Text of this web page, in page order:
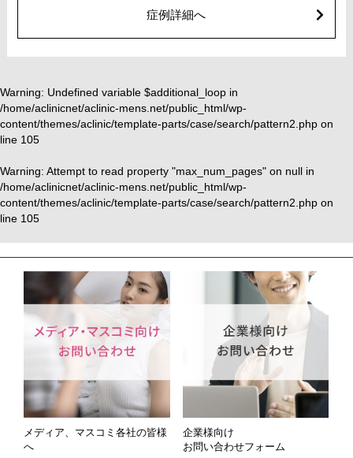
施術時間：約15分程
リスク、副作用：腫れ、赤み、内出血、痛み、突っ張り感など
症、血管閉塞、頭痛などが生じることがございます。注入箇所
を強く刺激するようなマッサージは1〜2週間ほどお控えくださ
い。ボトックス注入後は男性は3か月、女性は2か月避妊して頂
くようお願いします。
笑気麻酔 3,300円(税込)
症例詳細へ
Warning: Undefined variable $additional_loop in
/home/aclinicnet/aclinic-mens.net/public_html/wp-
content/themes/aclinic/template-parts/case/search/pattern2.php on
line 105
Warning: Attempt to read property "max_num_pages" on null in
/home/aclinicnet/aclinic-mens.net/public_html/wp-
content/themes/aclinic/template-parts/case/search/pattern2.php on
line 105
メディア、マスコミ各社の皆様
へ
企業様向け
お問い合わせフォーム